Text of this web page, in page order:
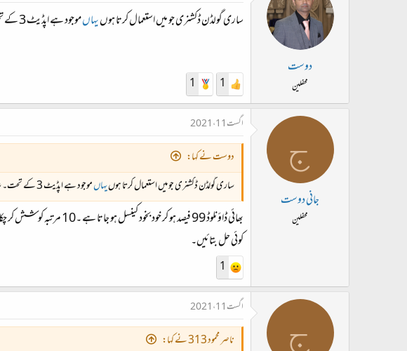
دوست
محفلین
ساری گولڈن ڈکشنری جو میں استعمال کرتا ہوںیہاںموجود ہے اپڈیٹ 3 کے تحت۔ شاید آپ کو جو درکار ہے مل جائے۔
1
1
ج
جانی دوست
محفلین
اگست 11، 2021
دوست نے کہا:
ساری گولڈن ڈکشنری جو میں استعمال کرتا ہوںیہاںموجود ہے اپڈیٹ 3 کے تحت۔ شاید آپ کو جو درکار ہے مل جائے۔
بھائی ڈاؤنلوڈ 99 فیصد ہو کر خود بخود کینسل ہو جاتا ہے ۔10 مرتبہ کوشش کر چکا ہوں۔
کوئی حل بتائیں۔
1
ج
اگست 11، 2021
ناصر محمود 313 نے کہا: